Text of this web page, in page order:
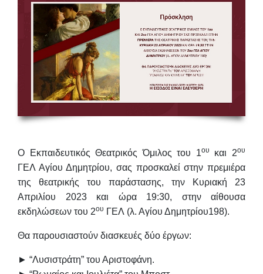
Ο Εκπαιδευτικός Θεατρικός Όμιλος του 1ου και 2ου
ΓΕΛ Αγίου Δημητρίου, σας προσκαλεί στην πρεμιέρα
της θεατρικής του παράστασης, την
Κυριακή 23
Απριλίου 2023και ώρα 19:30, στην αίθουσα
εκδηλώσεων του 2ου ΓΕΛ (λ. Αγίου Δημητρίου198).
Θα παρουσιαστούν διασκευές δύο έργων:
► “Λυσιστράτη” του Αριστοφάνη.